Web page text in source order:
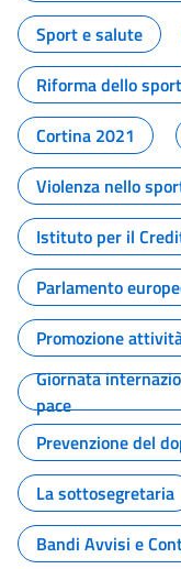
Sport e salute
Riforma dello sport
Cortina 2021
Violenza nello
Istituto per il
Parlamento
Promozione
Giornata
pace
Prevenzione del
La sottosegretaria
Bandi Avvisi e